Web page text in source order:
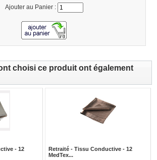
Ajouter au Panier :
choisi ce produit ont également
- 12
Retraité - Tissu Conductive - 12
MedTex...